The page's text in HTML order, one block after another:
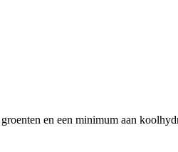
en een minimum aan